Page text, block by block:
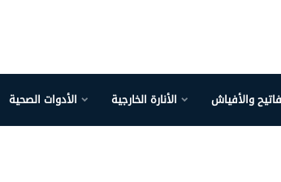
الأدوات الصحية الأنارة الخارجية والأفياش